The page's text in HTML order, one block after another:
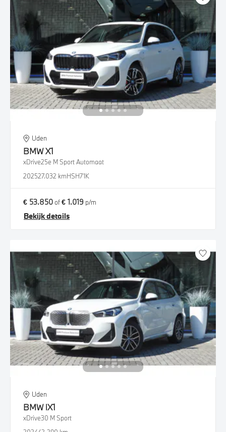
Uden
BMWX1
xDrive25e M Sport Automaat
202527.032 kmHSH71K
€ 53.850of€ 1.019 p/m
Bekijk details
Uden
BMW iX1
xDrive30 M Sport